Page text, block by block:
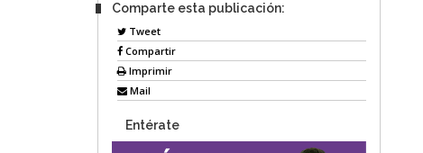
Comparte esta publicación:
Tweet
Compartir
Imprimir
Mail
Entérate